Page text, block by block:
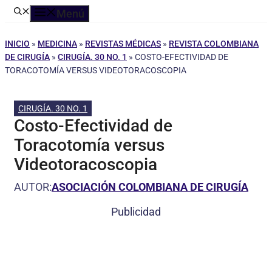
Menú
INICIO » MEDICINA » REVISTAS MÉDICAS » REVISTA COLOMBIANA
DE CIRUGÍA » CIRUGÍA. 30 NO. 1 » COSTO-EFECTIVIDAD DE
TORACOTOMÍA VERSUS VIDEOTORACOSCOPIA
CIRUGÍA. 30 NO. 1
Costo-Efectividad de
Toracotomía versus
Videotoracoscopia
AUTOR:ASOCIACIÓN COLOMBIANA DE CIRUGÍA
Publicidad